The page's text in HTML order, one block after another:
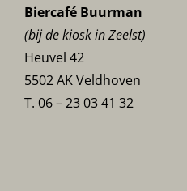
Biercafé Buurman
(bij de kiosk in Zeelst)
Heuvel 42
5502 AK Veldhoven
T. 06 – 23 03 41 32